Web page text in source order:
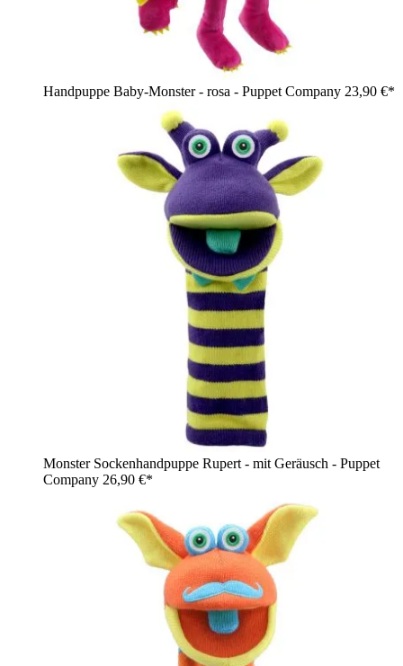
Handpuppe Baby-Monster - rosa - Puppet Company 23,90 €*
Monster Sockenhandpuppe Rupert - mit Geräusch - Puppet
Company 26,90 €*